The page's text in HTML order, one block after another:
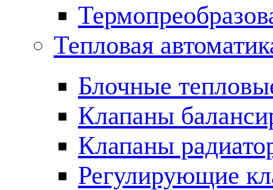
Тепловая
Блочные
Клапаны
Клапаны
Регулирующие